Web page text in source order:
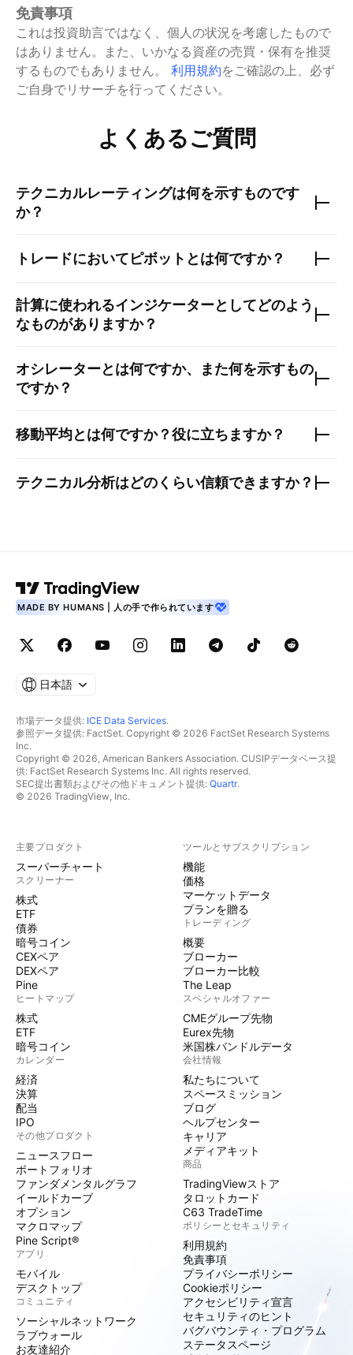
免責事項
これは投資助言ではなく、個人の状況を考慮したもので
はありません。また、いかなる資産の売買・保有を推奨
するものでもありません。
利用規約をご確認の上、必ず
ご自身でリサーチを行ってください。
よくあるご質問
テクニカルレーティングは何を示すものです
か？
トレードにおいてピボットとは何ですか？
計算に使われるインジケーターとしてどのよう
なものがありますか？
オシレーターとは何ですか、また何を示すもの
ですか？
移動平均とは何ですか？役に立ちますか？
テクニカル分析はどのくらい信頼できますか？
MADE BY HUMANS | 人の手で作られています
日本語
市場データ提供: ICE Data Services.
参照データ提供: FactSet. Copyright © 2026 FactSet Research Systems
Inc.
Copyright © 2026, American Bankers Association. CUSIPデータベース提
供: FactSet Research Systems Inc. All rights reserved.
SEC提出書類およびその他ドキュメント提供: Quartr.
© 2026 TradingView, Inc.
主要プロダクト
スーパーチャート
スクリーナー
株式
ETF
債券
暗号コイン
CEXペア
DEXペア
Pine
ヒートマップ
株式
ETF
暗号コイン
カレンダー
経済
決算
配当
IPO
その他プロダクト
ニュースフロー
ポートフォリオ
ファンダメンタルグラフ
イールドカーブ
オプション
マクロマップ
Pine Script®
アプリ
モバイル
デスクトップ
コミュニティ
ソーシャルネットワーク
ラブウォール
お友達紹介
ツールとサブスクリプション
機能
価格
マーケットデータ
プランを贈る
トレーディング
概要
ブローカー
ブローカー比較
The Leap
スペシャルオファー
CMEグループ先物
Eurex先物
米国株バンドルデータ
会社情報
私たちについて
スペースミッション
ブログ
ヘルプセンター
キャリア
メディアキット
商品
TradingViewストア
タロットカード
C63 TradeTime
ポリシーとセキュリティ
利用規約
免責事項
プライバシーポリシー
Cookieポリシー
アクセシビリティ宣言
セキュリティのヒント
バグバウンティ・プログラム
ステータスページ